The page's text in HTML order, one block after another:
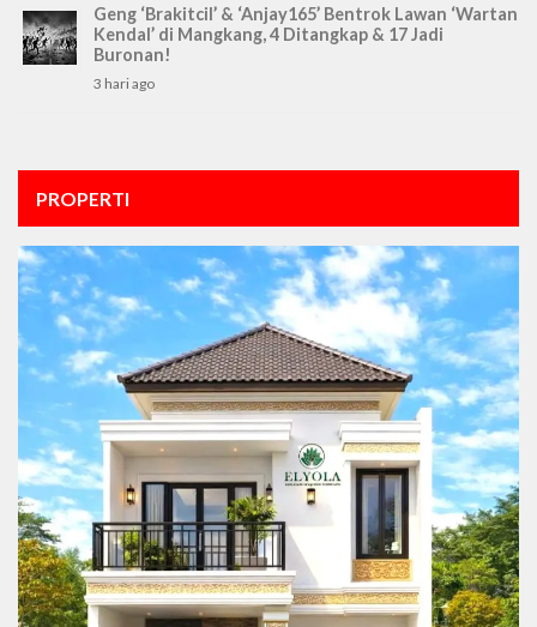
Geng ‘Brakitcil’ & ‘Anjay165’ Bentrok Lawan ‘Wartan
Kendal’ di Mangkang, 4 Ditangkap & 17 Jadi
Buronan!
3 hari ago
PROPERTI